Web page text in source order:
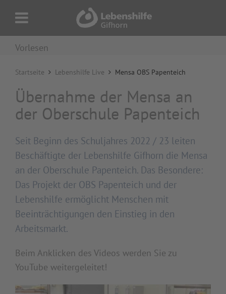
Vorlesen
Startseite Lebenshilfe Live Mensa OBS Papenteich
Übernahme der Mensa an
der Oberschule Papenteich
Seit Beginn des Schuljahres 2022 / 23 leiten
Beschäftigte der Lebenshilfe Gifhorn die Mensa
an der Oberschule Papenteich. Das Besondere:
Das Projekt der OBS Papenteich und der
Lebenshilfe ermöglicht Menschen mit
Beeinträchtigungen den Einstieg in den
Arbeitsmarkt.
Beim Anklicken des Videos werden Sie zu
YouTube weitergeleitet!